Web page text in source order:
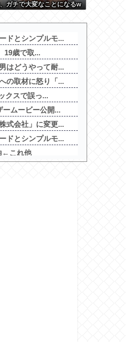
ガチで大変なことになるw
ドとシンプルモ...
19歳で取...
はどうやって耐...
の取材に怒り「...
クスで誤っ...
ムービー公開...
式会社」に変更...
ドとシンプルモ...
←これ他